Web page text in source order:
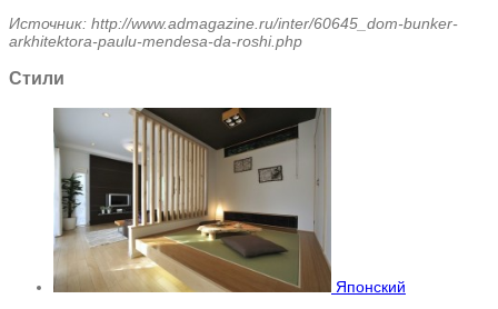
Источник: http://www.admagazine.ru/inter/60645_dom-bunker-
arkhitektora-paulu-mendesa-da-roshi.php
Стили
Японский